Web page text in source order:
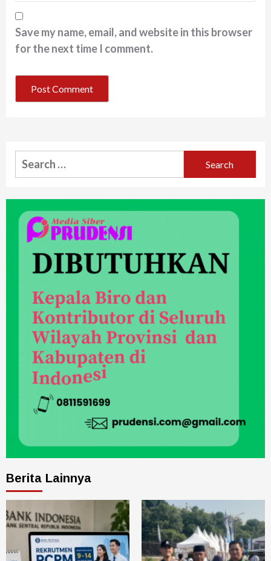
Save my name, email, and website in this browser
for the next time I comment.
Berita Lainnya